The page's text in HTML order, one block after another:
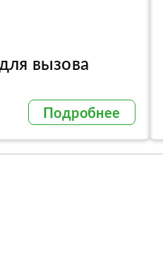
вызова
Подробнее